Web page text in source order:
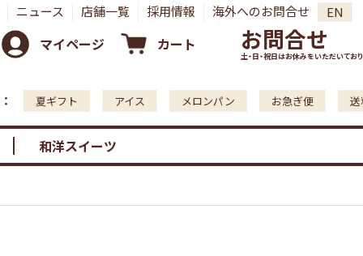
ニュース 店舗一覧 採用情報 海外へのお問合せ EN
マイページ カート お問合せ
土・日・祝日はお休みをいただいており
夏ギフト アイス メロンパン お急ぎ便
和洋スイーツ